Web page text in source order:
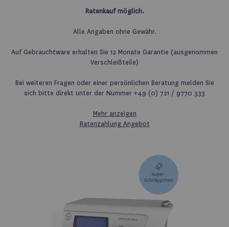
Ratenkauf möglich.
Alle Angaben ohne Gewähr.
Auf Gebrauchtware erhalten Sie 12 Monate Garantie (ausgenommen
Verschleißteile)
Bei weiteren Fragen oder einer persönlichen Beratung melden Sie
sich bitte direkt unter der Nummer +49 (0) 721 / 9770 333
Mehr anzeigen
Ratenzahlung Angebot